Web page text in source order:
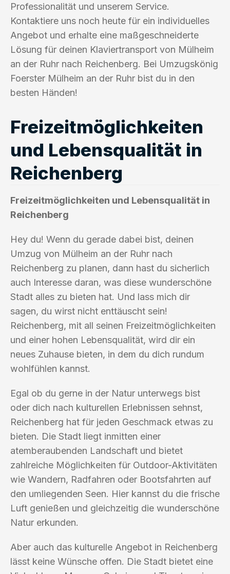
Professionalität und unserem Service.
Kontaktiere uns noch heute für ein individuelles
Angebot und erhalte eine maßgeschneiderte
Lösung für deinen Klaviertransport von Mülheim
an der Ruhr nach Reichenberg. Bei Umzugskönig
Foerster Mülheim an der Ruhr bist du in den
besten Händen!
Freizeitmöglichkeiten
und Lebensqualität in
Reichenberg
Freizeitmöglichkeiten und Lebensqualität in
Reichenberg
Hey du! Wenn du gerade dabei bist, deinen
Umzug von Mülheim an der Ruhr nach
Reichenberg zu planen, dann hast du sicherlich
auch Interesse daran, was diese wunderschöne
Stadt alles zu bieten hat. Und lass mich dir
sagen, du wirst nicht enttäuscht sein!
Reichenberg, mit all seinen Freizeitmöglichkeiten
und einer hohen Lebensqualität, wird dir ein
neues Zuhause bieten, in dem du dich rundum
wohlfühlen kannst.
Egal ob du gerne in der Natur unterwegs bist
oder dich nach kulturellen Erlebnissen sehnst,
Reichenberg hat für jeden Geschmack etwas zu
bieten. Die Stadt liegt inmitten einer
atemberaubenden Landschaft und bietet
zahlreiche Möglichkeiten für Outdoor-Aktivitäten
wie Wandern, Radfahren oder Bootsfahrten auf
den umliegenden Seen. Hier kannst du die frische
Luft genießen und gleichzeitig die wunderschöne
Natur erkunden.
Aber auch das kulturelle Angebot in Reichenberg
lässt keine Wünsche offen. Die Stadt bietet eine